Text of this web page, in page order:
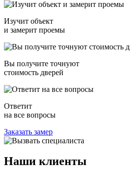
Изучит объект
и замерит проемы
Вы получите точнуют
стоимость дверей
Ответит
на все вопросы
Заказать замер
Наши клиенты